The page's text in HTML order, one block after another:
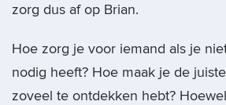
zorg dus af op Brian.
Hoe zorg je voor iemand als je
nodig heeft? Hoe maak je de
zoveel te ontdekken hebt?